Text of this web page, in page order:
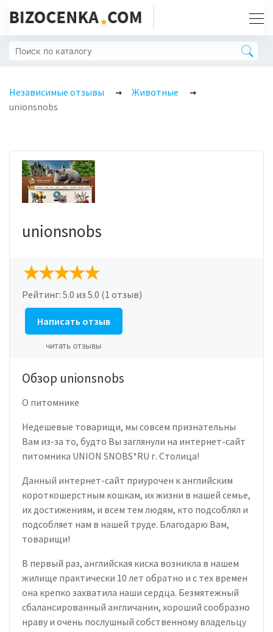
Независимые отзывы
Животные
unionsnobs
unionsnobs
Рейтинг: 5.0 из 5.0 (1 отзыв)
Написать отзыв
читать отзывы
Обзор unionsnobs
О питомнике
Недешевые товарищи, мы совсем признательны
Вам из-за то, будто Вы заглянули на интернет-сайт
питомника UNION SNOBS*RU г. Столица!
Данный интернет-сайт приурочен к английским
короткошерстным кошкам, их жизни в нашей семье,
их достижениям, и всем тем людям, кто подсоблял и
подсобляет нам в нашей труде. Благодарю Вам,
товарищи!
В первый раз, английская киска возникла в нашем
жилище практически 10 лет обратно и с тех времен
она крепко захватила наши сердца. Безмятежный
сбалансированный англичанин, хороший сообразно
нраву и очень послушный собственному владельцу